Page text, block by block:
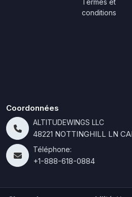
Termes et
conditions
Coordonnées
ALTITUDEWINGS LLC
48221 NOTTINGHILL LN
Téléphone:
+1-888-618-0884